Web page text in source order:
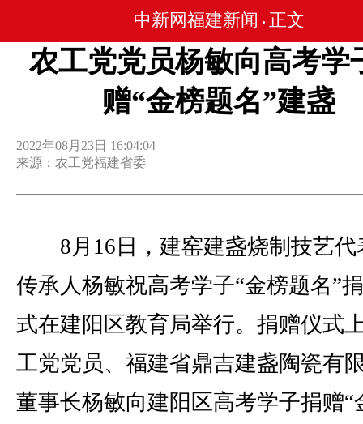
中新网福建新闻 • 正文
农工党党员杨敏向高考学
赠“金榜题名”建盏
2022年08月23日 16:04:04
来源：农工党福建省委
8月16日，建窑建盏烧制技艺代
传承人杨敏祝高考学子“金榜题名”
式在建阳区教育局举行。捐赠仪式
工党党员、福建省鼎吉建盏陶瓷有
董事长杨敏向建阳区高考学子捐赠“